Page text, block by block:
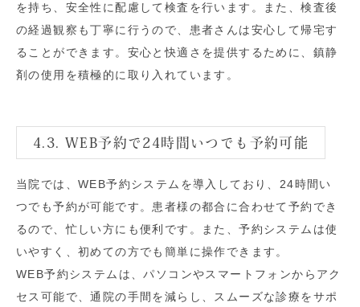
を持ち、安全性に配慮して検査を行います。また、検査後
の経過観察も丁寧に行うので、患者さんは安心して帰宅す
ることができます。安心と快適さを提供するために、鎮静
剤の使用を積極的に取り入れています。
4.3. WEB予約で24時間いつでも予約可能
当院では、WEB予約システムを導入しており、24時間い
つでも予約が可能です。患者様の都合に合わせて予約でき
るので、忙しい方にも便利です。また、予約システムは使
いやすく、初めての方でも簡単に操作できます。
WEB予約システムは、パソコンやスマートフォンからアク
セス可能で、通院の手間を減らし、スムーズな診療をサポ